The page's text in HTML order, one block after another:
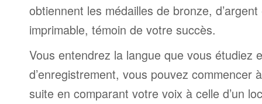
obtiennent les médailles de bronze,
imprimable, témoin de votre succès.
Vous entendrez la langue que vous étudiez
d’enregistrement, vous pouvez commencer
suite en comparant votre voix à celle d’un